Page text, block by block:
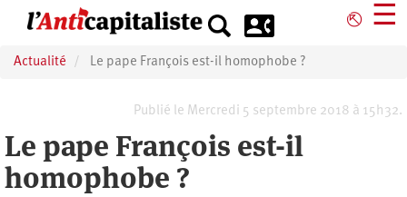
principal
⎋ ☰
Actualité Le pape François est-il homophobe ?
Publié le Mercredi 5 septembre 2018 à 15h32.
Le pape François est-il
homophobe ?